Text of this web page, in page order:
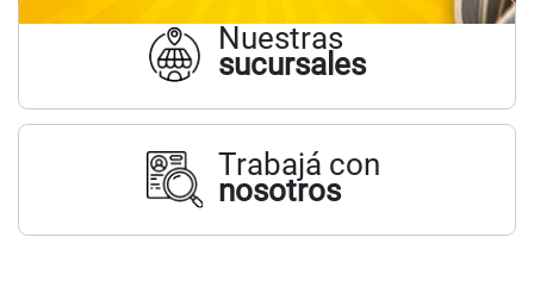
Nuestras
sucursales
Trabajá con
nosotros